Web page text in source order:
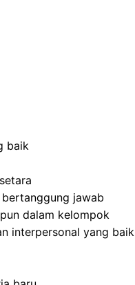
baik
jawab
dalam kelompok
interpersonal yang baik